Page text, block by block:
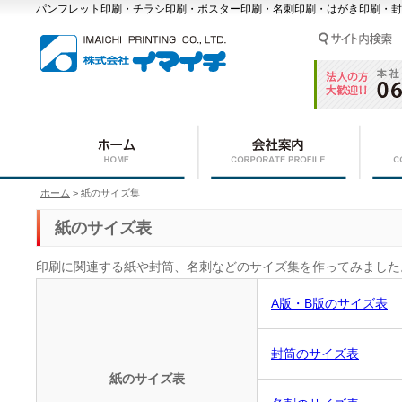
パンフレット印刷・チラシ印刷・ポスター印刷・名刺印刷・はがき印刷・
ホーム > 紙のサイズ集
紙のサイズ表
印刷に関連する紙や封筒、名刺などのサイズ集を作ってみまし
紙のサイズ表
A版・B版のサイズ表
封筒のサイズ表